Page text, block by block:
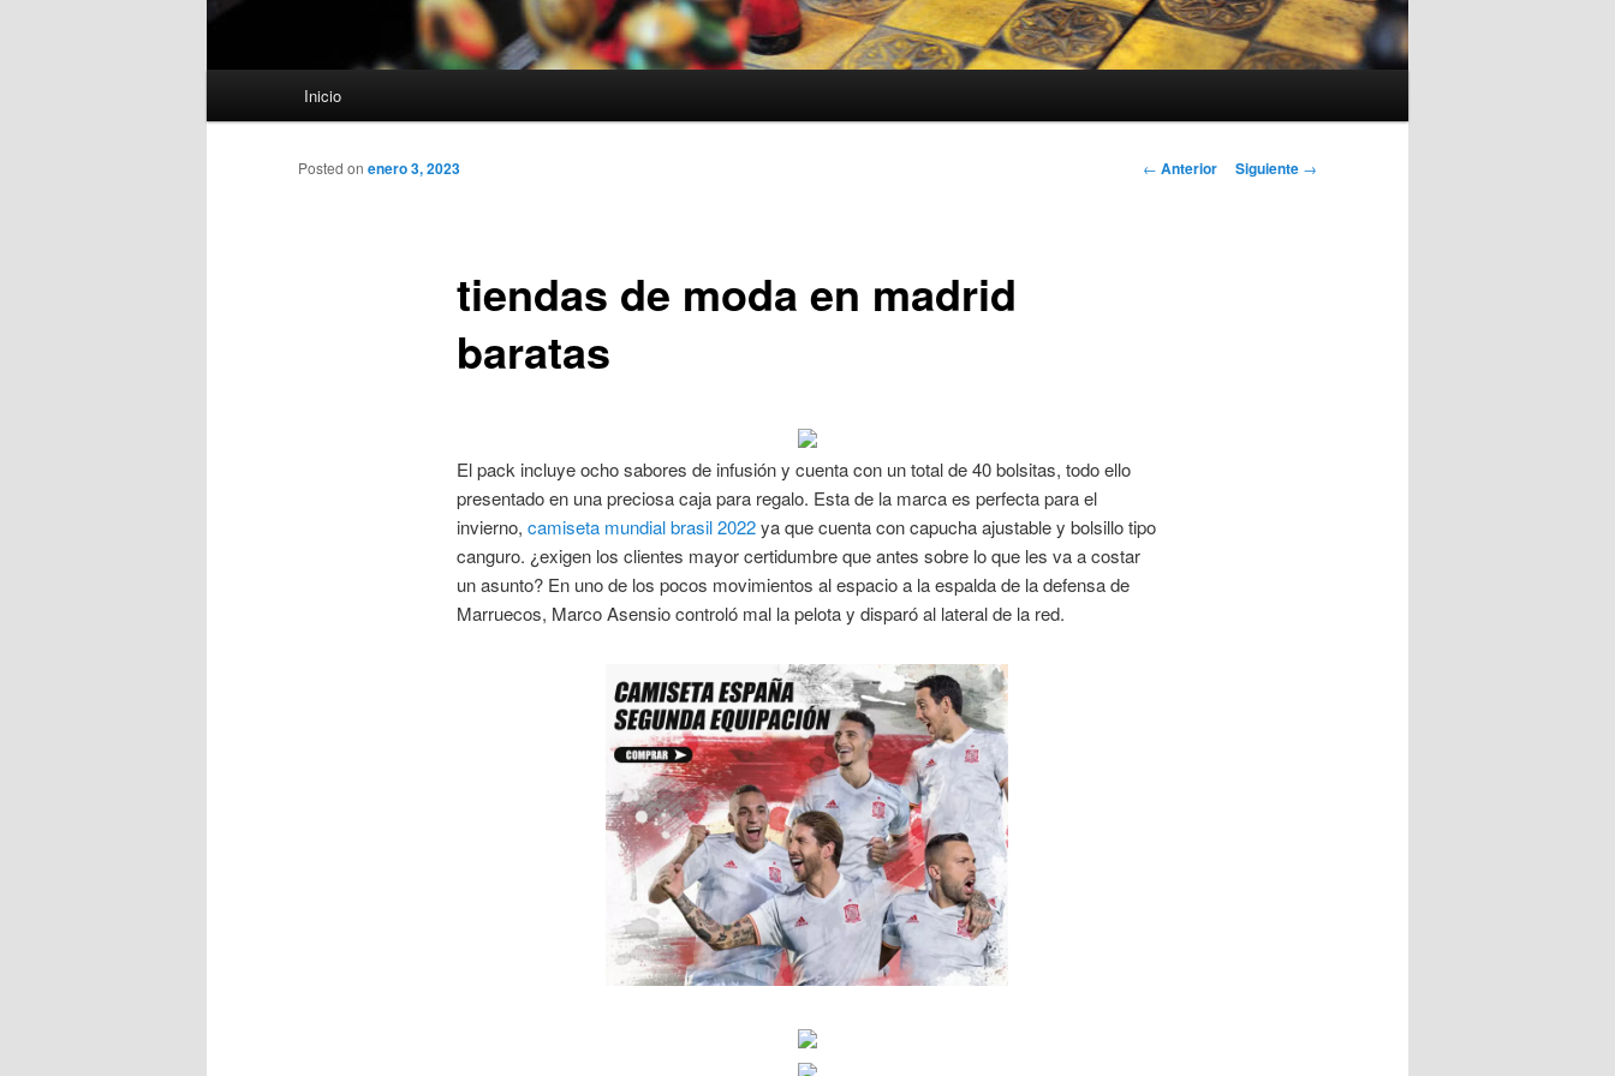
Inicio
Navegación
← Anterior Siguiente →
tiendas de moda en madrid
baratas
Posted on enero 3, 2023
El pack incluye ocho sabores de infusión y cuenta con un total de 40 bolsitas, todo ello
presentado en una preciosa caja para regalo. Esta de la marca es perfecta para el
invierno, camiseta mundial brasil 2022ya que cuenta con capucha ajustable y bolsillo tipo
canguro. ¿exigen los clientes mayor certidumbre que antes sobre lo que les va a costar
un asunto? En uno de los pocos movimientos al espacio a la espalda de la defensa de
Marruecos, Marco Asensio controló mal la pelota y disparó al lateral de la red.